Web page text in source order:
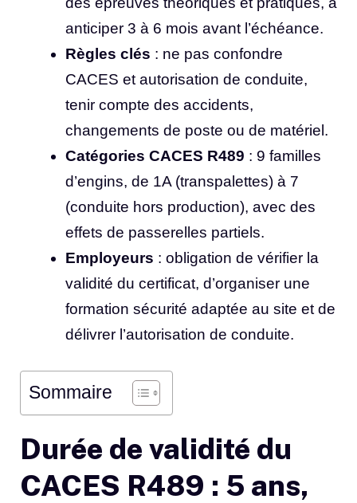
anticiper 3 à 6 mois avant l’échéance.
Règles clés : ne pas confondre
CACES et autorisation de conduite,
tenir compte des accidents,
changements de poste ou de matériel.
Catégories CACES R489 : 9 familles
d’engins, de 1A (transpalettes) à 7
(conduite hors production), avec des
effets de passerelles partiels.
Employeurs : obligation de vérifier la
validité du certificat, d’organiser une
formation sécurité adaptée au site et de
délivrer l’autorisation de conduite.
Sommaire
Durée de validité du
CACES R489 : 5 ans,